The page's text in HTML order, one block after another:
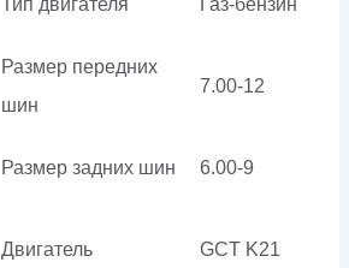
Размер передних
шин
7.00-12
Размер задних шин 6.00-9
Двигатель GCT K21